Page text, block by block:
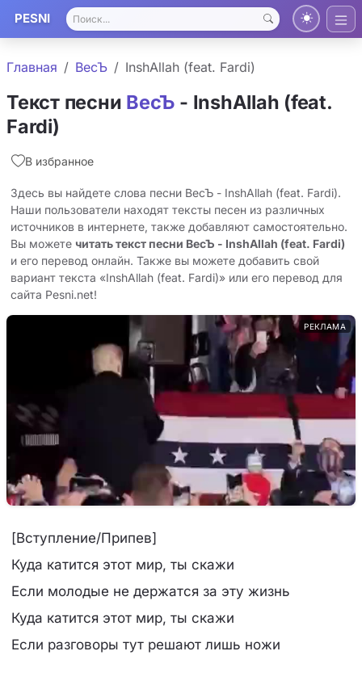
PESNI
Главная ВесЪ InshAllah (feat. Fardi)
Текст песни ВесЪ - InshAllah (feat.
Fardi)
В избранное
Здесь вы найдете слова песни ВесЪ - InshAllah (feat. Fardi).
Наши пользователи находят тексты песен из различных
источников в интернете, также добавляют самостоятельно.
Вы можете читать текст песни ВесЪ - InshAllah (feat. Fardi)
и его перевод онлайн. Также вы можете добавить свой
вариант текста «InshAllah (feat. Fardi)» или его перевод для
сайта Pesni.net!
РЕКЛАМА
[Вступление/Припев]
Куда катится этот мир, ты скажи
Если молодые не держатся за эту жизнь
Куда катится этот мир, ты скажи
Если разговоры тут решают лишь ножи